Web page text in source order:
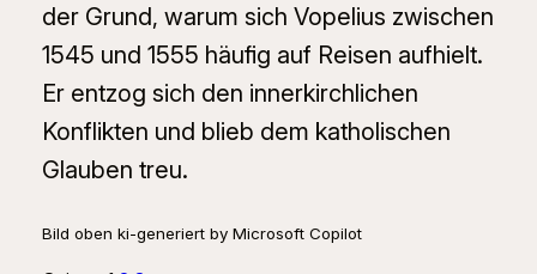
der Grund, warum sich Vopelius zwischen
1545 und 1555 häufig auf Reisen aufhielt.
Er entzog sich den innerkirchlichen
Konflikten und blieb dem katholischen
Glauben treu.
Bild oben ki-generiert by Microsoft Copilot